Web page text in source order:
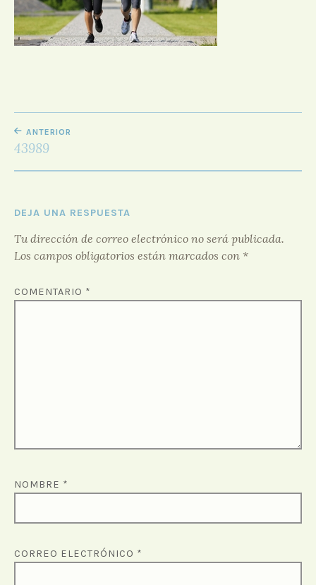
D
O
R
NAVEGACIÓN
DE
ENTRADAS
ANTERIOR
43989
DEJA UNA RESPUESTA
Tu dirección de correo electrónico no será publicada.
Los campos obligatorios están marcados con *
COMENTARIO *
NOMBRE *
CORREO ELECTRÓNICO *